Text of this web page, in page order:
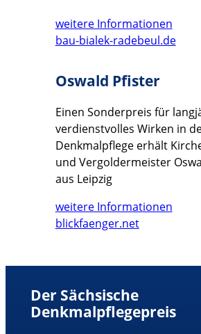
weitere Informationen
bau-bialek-radebeul.de
Oswald Pfister
Einen Sonderpreis für
verdienstvolles Wirken in
Denkmalpflege erhält
und Vergoldermeister
aus Leipzig
weitere Informationen
blickfaenger.net
Der Sächsische
Denkmalpflegepreis